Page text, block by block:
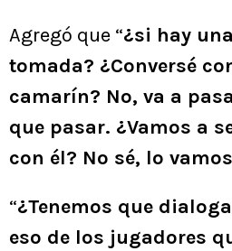
Agregó que “¿si hay
tomada? ¿Conversé
camarín? No, va a
que pasar. ¿Vamos a
con él? No sé, lo
“¿Tenemos que
eso de los jugadores